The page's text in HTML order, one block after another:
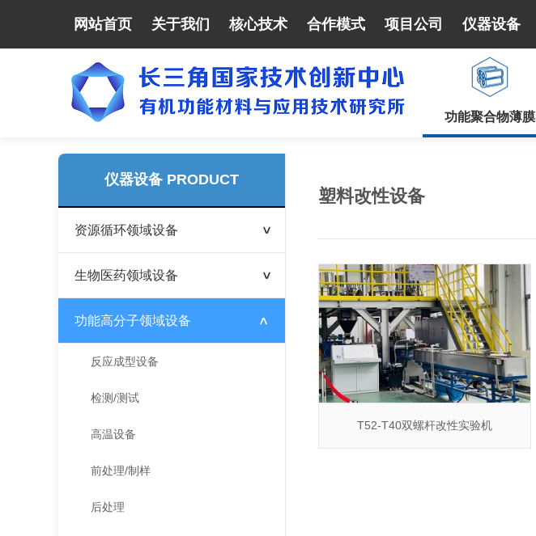
网站首页 关于我们 核心技术 合作模式 项目公司 仪器设备
功能聚合物薄膜
仪器设备 PRODUCT
资源循环领域设备 >
生物医药领域设备 >
功能高分子领域设备 >
反应成型设备
检测/测试
高温设备
前处理/制样
后处理
塑料改性设备
T52-T40双螺杆改性实验机